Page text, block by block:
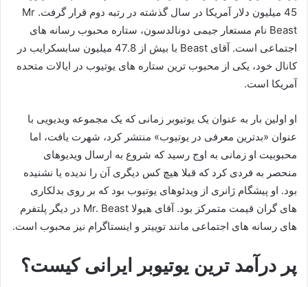
45 میلیون دلار آمریکا در سال گذشته در رتبه دوم قرار گرفت. Mr
Beast نام مستعار جیمی دونالدسون، ستاره محبوب رسانه های
اجتماعی است. آقای Beast با بیش از 47.8 میلیون سابسکرایب در
کانال خود، یکی از محبوب ترین ستاره های یوتیوب در ایالات متحده
آمریکا است.
او اولین بار به عنوان یک یوتیوبر زمانی که یک مجموعه ویدیویی با
عنوان «بدترین معرفی در یوتیوب» منتشر کرد، شهرت یافت، اما
محبوبیت او زمانی به اوج رسید که شروع به ارسال ویدیوهای
منحصر به فردی کرد که قبلا هیچ کس دیگری آن را ندیده یا نشنیده
بود. او پیشگام ژانری از ویدئوهای یوتیوب بود که بر روی بدلکاری
های گران قیمت متمرکز بود. آقای هیولا Mr. Beast در دیگر پلتفرم
های رسانه های اجتماعی مانند توییتر و اینستاگرام نیز محبوب است.
پر درآمد ترین یوتیوبر ایرانی کیست؟